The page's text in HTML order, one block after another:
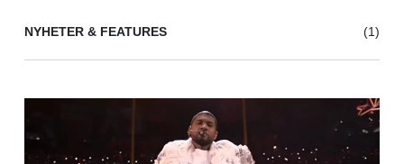
NYHETER & FEATURES (1)